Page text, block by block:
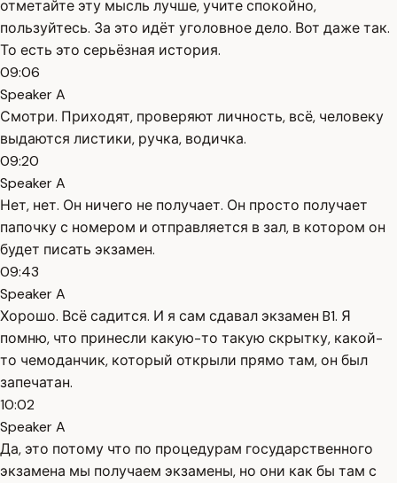
отметайте эту мысль лучше, учите спокойно,
пользуйтесь. За это идёт уголовное дело. Вот даже так.
То есть это серьёзная история.
09:06
Speaker A
Смотри. Приходят, проверяют личность, всё, человеку
выдаются листики, ручка, водичка.
09:20
Speaker A
Нет, нет. Он ничего не получает. Он просто получает
папочку с номером и отправляется в зал, в котором он
будет писать экзамен.
09:43
Speaker A
Хорошо. Всё садится. И я сам сдавал экзамен B1. Я
помню, что принесли какую-то такую скрытку, какой-
то чемоданчик, который открыли прямо там, он был
запечатан.
10:02
Speaker A
Да, это потому что по процедурам государственного
экзамена мы получаем экзамены, но они как бы там с